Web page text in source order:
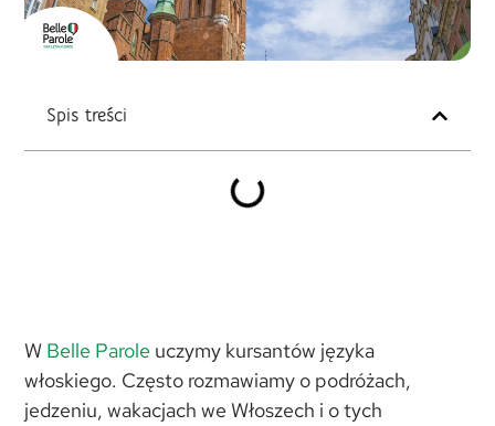
Spis treści
W Belle Parole uczymy kursantów języka
włoskiego. Często rozmawiamy o podróżach,
jedzeniu, wakacjach we Włoszech i o tych